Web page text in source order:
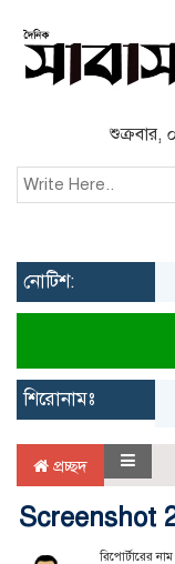
শুক্রবার,
নোটিশ:
শিরোনামঃ
প্রচ্ছদ
Screenshot
রিপোর্টারের নাম